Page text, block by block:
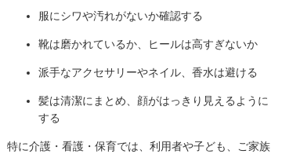
服にシワや汚れがないか確認する
靴は磨かれているか、ヒールは高すぎないか
派手なアクセサリーやネイル、香水は避ける
髪は清潔にまとめ、顔がはっきり見えるように
する
特に介護・看護・保育では、利用者や子ども、ご家族